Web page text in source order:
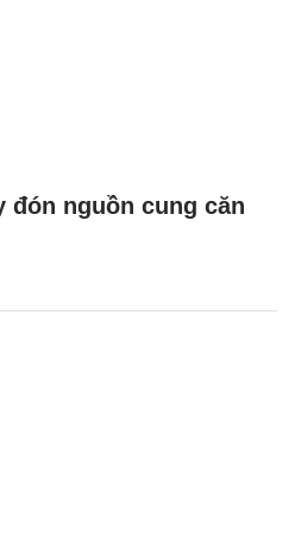
nguồn cung căn